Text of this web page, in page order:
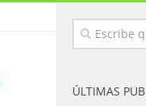
ÚLTIMAS